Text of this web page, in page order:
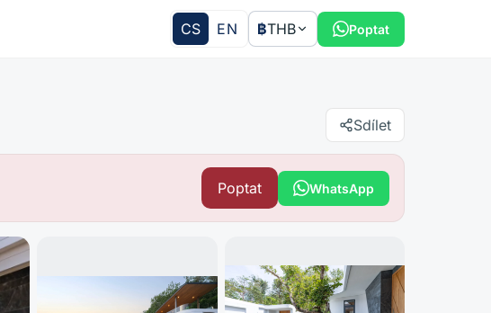
CS EN ฿THB Poptat
Sdílet
Poptat WhatsApp